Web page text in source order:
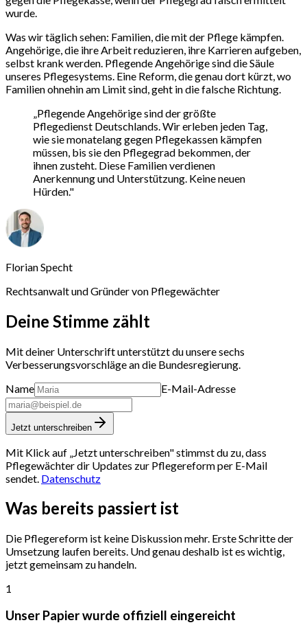
wurde.
Was wir täglich sehen: Familien, die mit der Pflege kämpfen.
Angehörige, die ihre Arbeit reduzieren, ihre Karrieren aufgeben,
selbst krank werden. Pflegende Angehörige sind die Säule
unseres Pflegesystems. Eine Reform, die genau dort kürzt, wo
Familien ohnehin am Limit sind, geht in die falsche Richtung.
„Pflegende Angehörige sind der größte
Pflegedienst Deutschlands. Wir erleben jeden Tag,
wie sie monatelang gegen Pflegekassen kämpfen
müssen, bis sie den Pflegegrad bekommen, der
ihnen zusteht. Diese Familien verdienen
Anerkennung und Unterstützung. Keine neuen
Hürden."
Florian Specht
Rechtsanwalt und Gründer von Pflegewächter
Deine Stimme zählt
Mit deiner Unterschrift unterstützt du unsere sechs
Verbesserungsvorschläge an die Bundesregierung.
Name
E-Mail-Adresse
Jetzt unterschreiben
Mit Klick auf „Jetzt unterschreiben" stimmst du zu, dass
Pflegewächter dir Updates zur Pflegereform per E-Mail
sendet. Datenschutz
Was bereits passiert ist
Die Pflegereform ist keine Diskussion mehr. Erste Schritte der
Umsetzung laufen bereits. Und genau deshalb ist es wichtig,
jetzt gemeinsam zu handeln.
1
Unser Papier wurde offiziell eingereicht